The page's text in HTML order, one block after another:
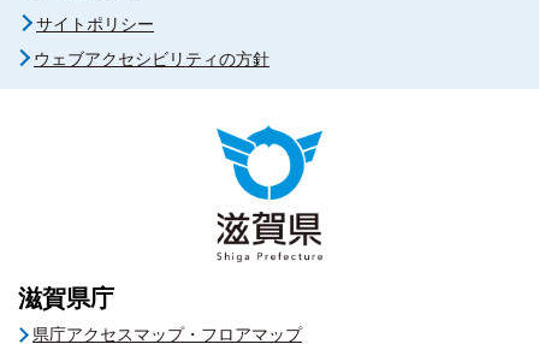
サイトポリシー
ウェブアクセシビリティの方針
滋賀県庁
県庁アクセスマップ・フロアマップ